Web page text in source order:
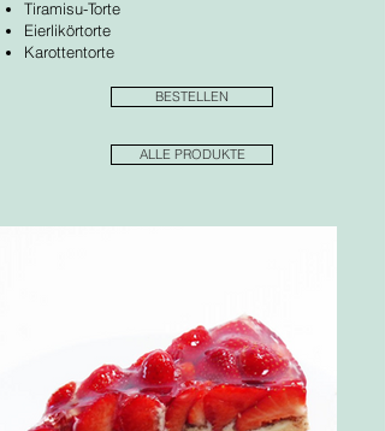
Tiramisu-Torte
Eierlikörtorte
Karottentorte
BESTELLEN
ALLE PRODUKTE